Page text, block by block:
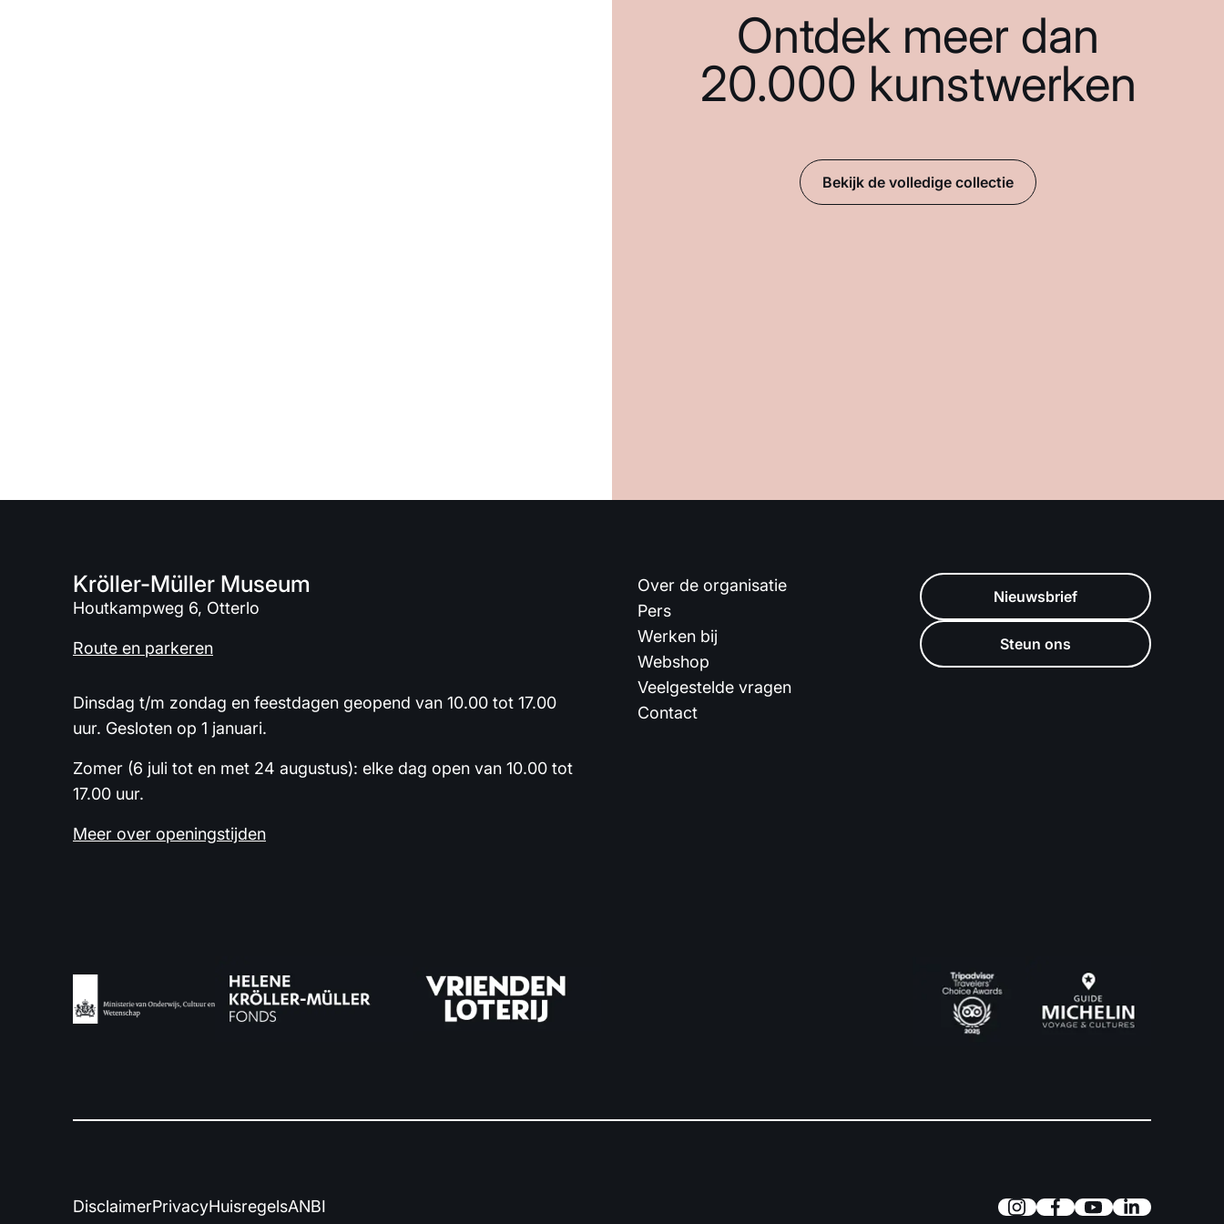
Ontdek meer dan
20.000 kunstwerken
Bekijk de volledige collectie
Kröller-Müller Museum
Houtkampweg 6, Otterlo
Route en parkeren
Dinsdag t/m zondag en feestdagen geopend van 10.00 tot 17.00
uur. Gesloten op 1 januari.
Zomer (6 juli tot en met 24 augustus): elke dag open van 10.00 tot
17.00 uur.
Meer over openingstijden
Over de organisatie
Pers
Werken bij
Webshop
Veelgestelde vragen
Contact
Nieuwsbrief
Steun ons
DisclaimerPrivacyHuisregelsANBI